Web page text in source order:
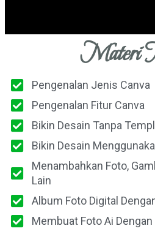
Materi
Pengenalan Jenis Canva
Pengenalan Fitur Canva
Bikin Desain Tanpa
Bikin Desain
Menambahkan Foto,
Lain
Album Foto Digital
Membuat Foto Ai Dengan